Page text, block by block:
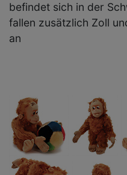
befindet sich in der
fallen zusätzlich Zoll
an